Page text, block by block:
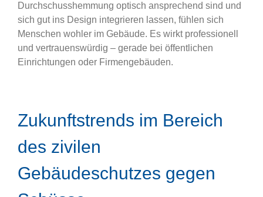
Durchschusshemmung optisch ansprechend sind und
sich gut ins Design integrieren lassen, fühlen sich
Menschen wohler im Gebäude. Es wirkt professionell
und vertrauenswürdig – gerade bei öffentlichen
Einrichtungen oder Firmengebäuden.
Zukunftstrends im Bereich
des zivilen
Gebäudeschutzes gegen